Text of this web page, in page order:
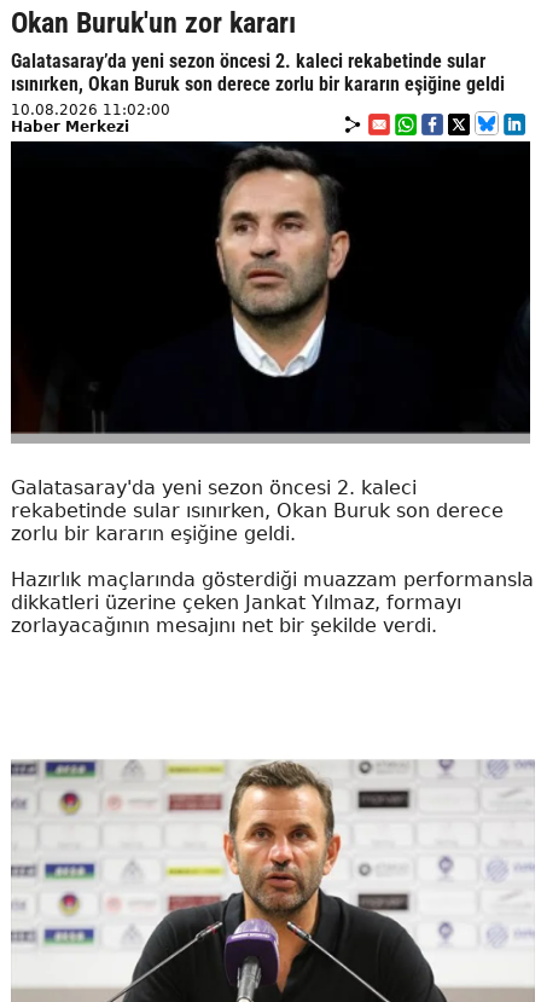
Okan Buruk'un zor kararı
Galatasaray’da yeni sezon öncesi 2. kaleci rekabetinde sular
ısınırken, Okan Buruk son derece zorlu bir kararın eşiğine geldi
10.08.2026 11:02:00
Haber Merkezi
Galatasaray'da yeni sezon öncesi 2. kaleci
rekabetinde sular ısınırken, Okan Buruk son derece
zorlu bir kararın eşiğine geldi.
Hazırlık maçlarında gösterdiği muazzam performansla
dikkatleri üzerine çeken Jankat Yılmaz, formayı
zorlayacağının mesajını net bir şekilde verdi.